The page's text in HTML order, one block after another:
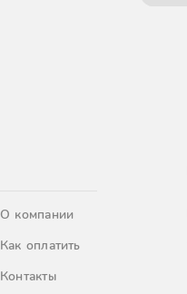
О компании
Как оплатить
Контакты